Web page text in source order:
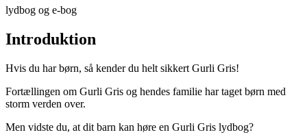
lydbog og e-bog
Introduktion
Hvis du har børn, så kender du helt sikkert Gurli Gris!
Fortællingen om Gurli Gris og hendes familie har taget børn med
storm verden over.
Men vidste du, at dit barn kan høre en Gurli Gris lydbog?